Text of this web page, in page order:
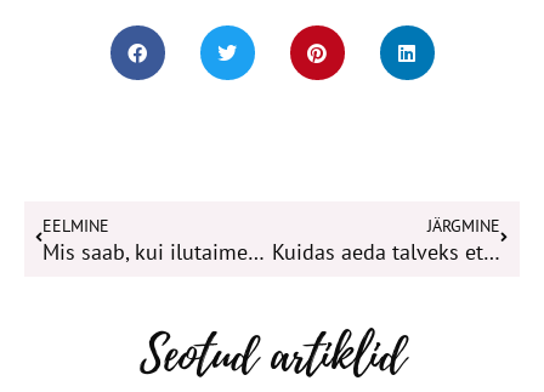
EELMINE
Mis saab, kui ilutaimed muutuvad umbrohuks?
JÄRGMINE
Kuidas aeda talveks ettevalmistada?
Seotud artiklid